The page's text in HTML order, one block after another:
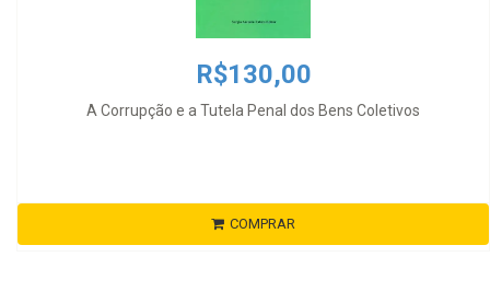
R$130,00
A Corrupção e a Tutela Penal dos Bens Coletivos
COMPRAR